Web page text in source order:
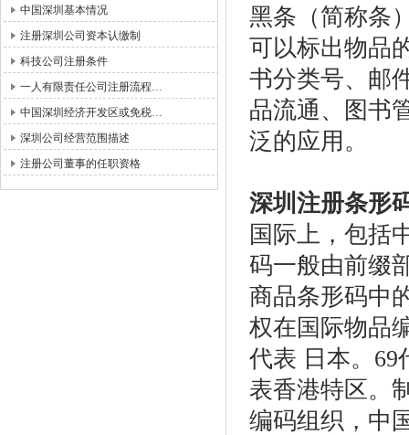
中国深圳基本情况
注册深圳公司资本认缴制
科技公司注册条件
一人有限责任公司注册流程…
中国深圳经济开发区或免税…
深圳公司经营范围描述
注册公司董事的任职资格
黑条（简称条
可以标出物品
书分类号、邮
品流通、图书
泛的应用。
深圳注册条形
国际上，包括
码一般由前缀
商品条形码中
权在国际物品
代表 日本。 69
表香港特区。
编码组织，中